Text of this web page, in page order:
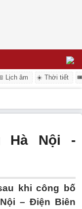
Lịch âm ☀️ Thời tiết
Hà Nội -
khi công bố
– Điện Biên